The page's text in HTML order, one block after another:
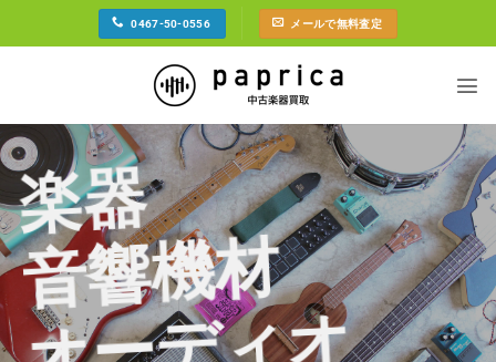
0467-50-0556 メールで無料査定
楽器
音響機材